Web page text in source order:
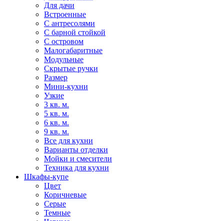
Для дачи
Встроенные
С антресолями
С барной стойкой
С островом
Малогабаритные
Модульные
Скрытые ручки
Размер
Мини-кухни
Узкие
3 кв. м.
5 кв. м.
6 кв. м.
9 кв. м.
Все для кухни
Варианты отделки
Мойки и смесители
Техника для кухни
Шкафы-купе
Цвет
Коричневые
Серые
Темные